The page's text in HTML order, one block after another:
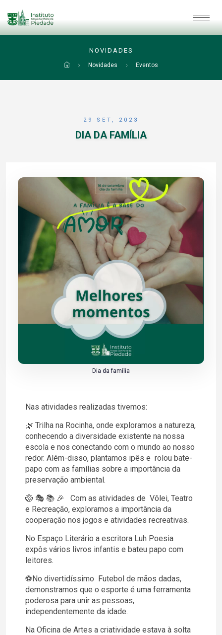
NOVIDADES
Novidades Eventos
29 SET, 2023
DIA DA FAMÍLIA
Dia da família
Nas atividades realizadas tivemos:
🌿 Trilha na Rocinha, onde exploramos a natureza,
conhecendo a diversidade existente na nossa
escola e nos conectando com o mundo ao nosso
redor. Além-disso, plantamos ipês e rolou bate-
papo com as famílias sobre a importância da
preservação ambiental.
🏐 🎭 📚 🎉 Com as atividades de Vôlei, Teatro
e Recreação, exploramos a importância da
cooperação nos jogos e atividades recreativas.
No Espaço Literário a escritora Luh Poesia
expôs vários livros infantis e bateu papo com
leitores.
⚽No divertidíssimo Futebol de mãos dadas,
demonstramos que o esporte é uma ferramenta
poderosa para unir as pessoas,
independentemente da idade.
Na Oficina de Artes a criatividade estava à solta